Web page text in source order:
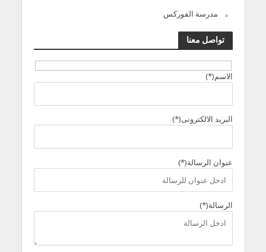
مدرسة الفوركس
تواصل معنا
الاسم(*)
البريد الالكترونى(*)
عنوان الرسالة(*)
الرسالة(*)